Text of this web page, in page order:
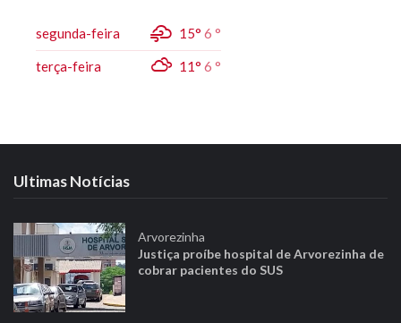
segunda-feira 15° 6 °
terça-feira 11° 6 °
Ultimas Notícias
Arvorezinha
Justiça proíbe hospital de Arvorezinha de
cobrar pacientes do SUS